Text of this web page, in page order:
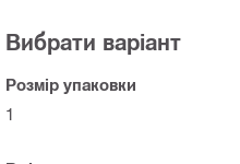
Вибрати варіант
Розмір упаковки
1